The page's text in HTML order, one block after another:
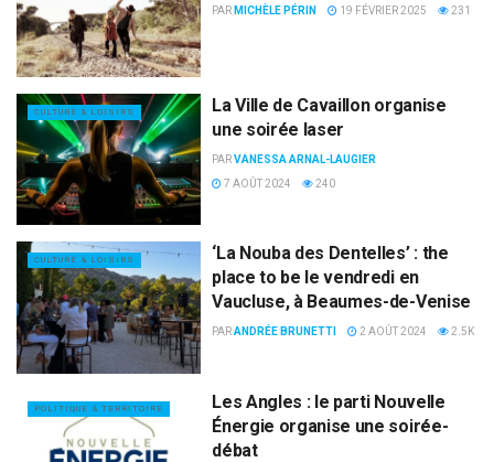
PAR MICHÈLE PÉRIN 19 FÉVRIER 2025 231
CULTURE & LOISIRS
La Ville de Cavaillon organise
une soirée laser
PARVANESSA ARNAL-LAUGIER
7 AOÛT 2024
240
CULTURE & LOISIRS
‘La Nouba des Dentelles’ : the
place to be le vendredi en
Vaucluse, à Beaumes-de-Venise
PARANDRÉE BRUNETTI 2 AOÛT 2024 2.5K
POLITIQUE & TERRITOIRE
Les Angles : le parti Nouvelle
Énergie organise une soirée-
débat